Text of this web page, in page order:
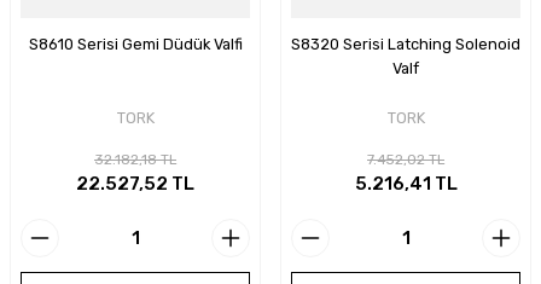
S8610 Serisi Gemi Düdük Valfi
TORK
32.182,18 TL
22.527,52 TL
S8320 Serisi Latching Solenoid
Valf
TORK
7.452,02 TL
5.216,41 TL